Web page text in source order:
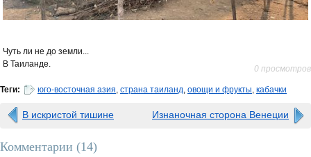
Чуть ли не до земли...
В Таиланде.
0 просмотров
Теги: юго-восточная азия, страна таиланд, овощи и фрукты, кабачки
В искристой тишине Изнаночная сторона Венеции
Комментарии (14)